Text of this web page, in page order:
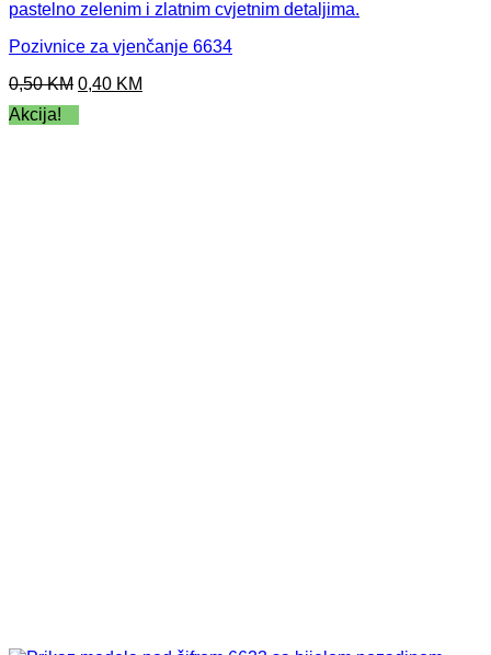
Pozivnice za vjenčanje 6634
0,50KM Original
price
was:
0,40 KM
Akcija!